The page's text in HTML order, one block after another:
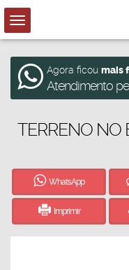
Agora ficou mais
Atendimento
TERRENO NO
WhatsApp
Imprimir